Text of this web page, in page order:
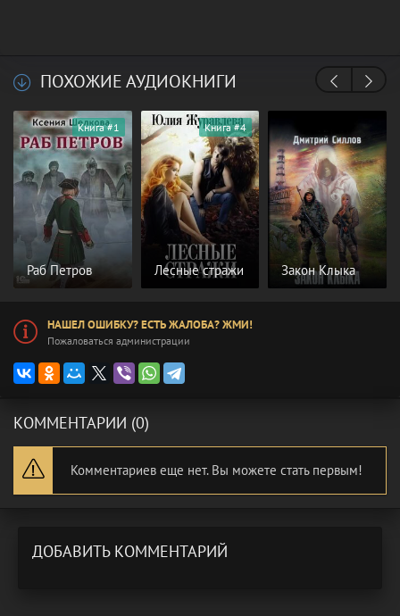
ПОХОЖИЕ АУДИОКНИГИ
Раб Петров
Книга #1
Лесные стражи
Книга #4
Закон Клыка
НАШЕЛ ОШИБКУ? ЕСТЬ ЖАЛОБА? ЖМИ!
Пожаловаться администрации
КОММЕНТАРИИ (0)
Комментариев еще нет. Вы можете стать первым!
ДОБАВИТЬ КОММЕНТАРИЙ